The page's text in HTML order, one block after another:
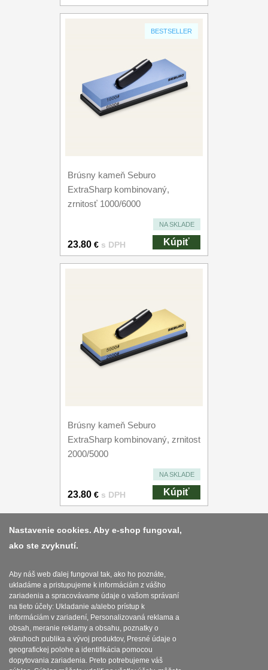
BESTSELLER
Brúsny kameň Seburo
ExtraSharp kombinovaný,
zrnitosť 1000/6000
NA SKLADE
23.80 € s DPH Kúpiť
Brúsny kameň Seburo
ExtraSharp kombinovaný, zrnitost
2000/5000
NA SKLADE
23.80 € s DPH Kúpiť
Platba a dodávka
Obchodní podmínky
Zasady zpracovani osobnich udaju
Reklamační řád
Nastavenie cookies. Aby e-shop fungoval,
ako ste zvyknutí.
Aby náš web ďalej fungoval tak, ako ho poznáte,
ukladáme a pristupujeme k informáciám z vášho
zariadenia a spracovávame údaje o vašom správaní
na tieto účely: Ukladanie a/alebo prístup k
informáciám v zariadení, Personalizovaná reklama a
obsah, meranie reklamy a obsahu, poznatky o
okruhoch publika a vývoj produktov, Presné údaje o
geografickej polohe a identifikácia pomocou
dopytovania zariadenia. Preto potrebujeme váš